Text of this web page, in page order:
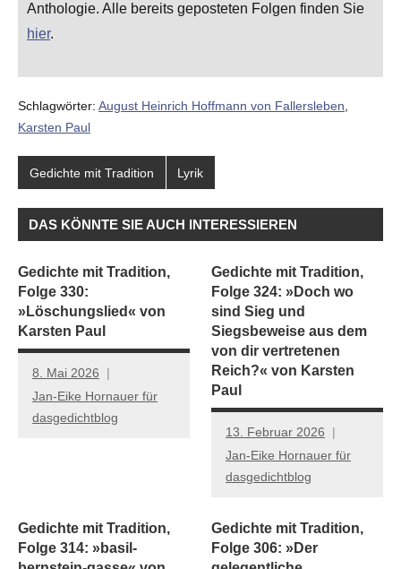
Anthologie. Alle bereits geposteten Folgen finden Sie
hier.
Schlagwörter: August Heinrich Hoffmann von Fallersleben
Karsten Paul
Gedichte mit Tradition Lyrik
DAS KÖNNTE SIE AUCH INTERESSIEREN
Gedichte mit Tradition,
Folge 330:
»Löschungslied« von
Karsten Paul
8. Mai 2026
Jan-Eike Hornauer für
dasgedichtblog
Gedichte mit Tradition,
Folge 324: »Doch wo
sind Sieg und
Siegsbeweise aus dem
von dir vertretenen
Reich?« von Karsten
Paul
13. Februar 2026
Jan-Eike Hornauer für
dasgedichtblog
Gedichte mit Tradition,
Folge 314: »basil-
Gedichte mit Tradition,
Folge 306: »Der